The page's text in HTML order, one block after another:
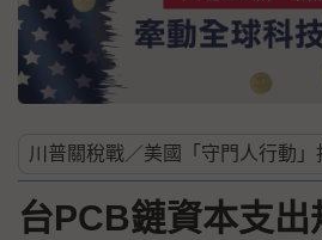
台PCB鏈資本支